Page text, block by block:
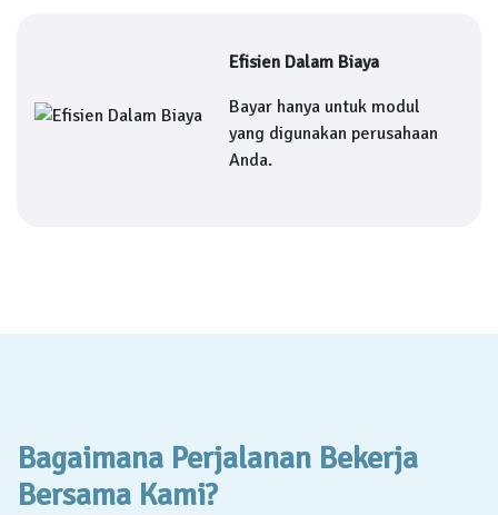
Efisien Dalam Biaya
Bayar hanya untuk modul
yang digunakan perusahaan
Anda.
Bagaimana Perjalanan Bekerja
Bersama Kami?